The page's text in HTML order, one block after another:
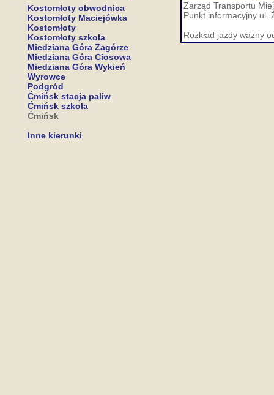
Kostomłoty obwodnica
Kostomłoty Maciejówka
Kostomłoty
Kostomłoty szkoła
Miedziana Góra Zagórze
Miedziana Góra Ciosowa
Miedziana Góra Wykień
Wyrowce
Podgród
Ćmińsk stacja paliw
Ćmińsk szkoła
Ćmińsk
Inne kierunki
Zarząd Transportu
Punkt informacyjny ul.
Rozkład jazdy ważny